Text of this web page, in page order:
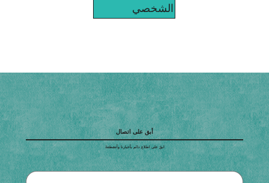
الشخصي
أبق على اتصال
ابقَ على اطلاع دائم بأخبارنا وأنشطتنا.